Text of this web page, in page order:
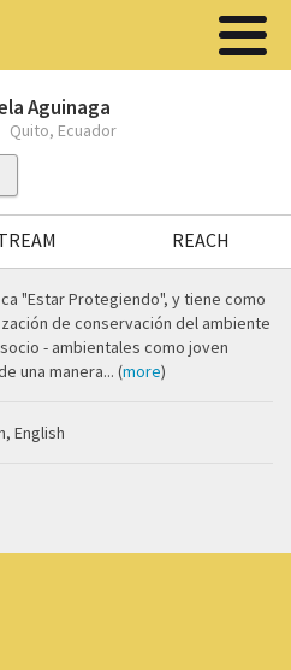
Aguinaga
Quito, Ecuador
REACH
"Estar Protegiendo", y tiene como
de conservación del ambiente
- ambientales como joven
una manera... (more)
English